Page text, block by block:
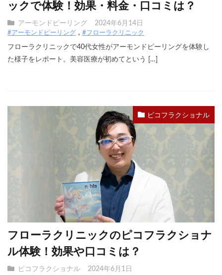
ックで体験！効果・料金・口コミは？
アーモンドピーリング 2024年6月14日
#アーモンドピーリング #フローラクリニック
フローラクリニックで40代女性がアーモンドピーリングを体験し
た様子をレポート。美容医療が初めてという […]
ピコフラクショナル
フローラクリニックのピコフラクショナ
ル体験！効果や口コミは？
ピコフラクショナル 2024年6月1日